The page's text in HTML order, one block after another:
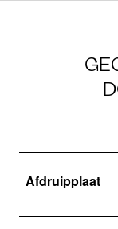
Afdruipplaat